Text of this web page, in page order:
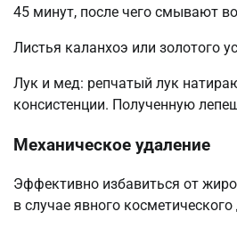
45 минут, после чего смывают
Листья каланхоэ или золотого
Лук и мед: репчатый лук
консистенции. Полученную
Механическое удаление
Эффективно избавиться от
в случае явного